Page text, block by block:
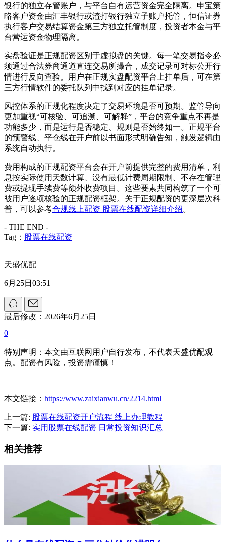
银行的独立存管账户，与平台自有运营资金完全隔离。申宝策
略客户资金由汇丰银行或渣打银行独立子账户托管，恒信证券
执行客户交易结算资金第三方独立托管制度，投资者本金与平
台营运资金物理隔离。
实盘验证是正规配资区别于虚拟盘的关键。每一笔交易指令必
须通过合法券商通道直连交易所撮合，成交记录可对标公开行
情进行反向查验。用户在正规实盘配资平台上挂单后，可在第
三方行情软件的委托队列中找到对应的挂单记录。
风控体系的正规化程度决定了交易环境是否可预期。监管导向
更加重视“可核验、可追溯、可解释”，平台的竞争重点不再是
功能多少，而是运行是否稳定、规则是否始终如一。正规平台
的预警线、平仓线在开户前以书面形式明确告知，触发逻辑由
系统自动执行。
费用构成的正规配资平台会在开户前提供完整的费用清单，利
息按实际使用天数计算、没有最低计费周期限制、不存在管理
费或提现手续费等额外收费项目。这些要素共同构筑了一个可
被用户逐项核验的正规配资框架。关于正规配资的更深层次科
普，可以参考合规线上配资 股票在线配资详细介绍。
- THE END -
Tag： 股票在线配资
天盛优配
6月25日03:51
最后修改：2026年6月25日
0
特别声明：本文由互联网用户自行发布，不代表天盛优配观
点。配资有风险，投资需谨慎！
本文链接： https://www.zaixianwu.cn/2214.html
上一篇: 股票在线配资开户流程 线上办理教程
下一篇: 实用股票在线配资 日常投资知识汇总
相关推荐